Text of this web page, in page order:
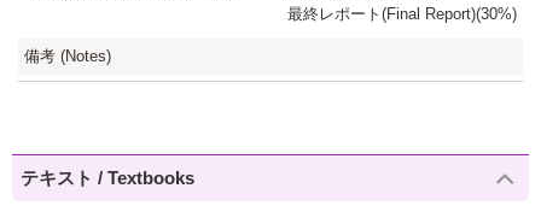
最終レポート(Final Report)(30%)
備考 (Notes)
テキスト / Textbooks